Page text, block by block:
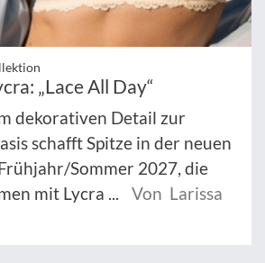
„Lace All Day“
dekorativen Detail zur
schafft Spitze in der neuen
Sommer 2027, die
mit Lycra ...
Von Larissa